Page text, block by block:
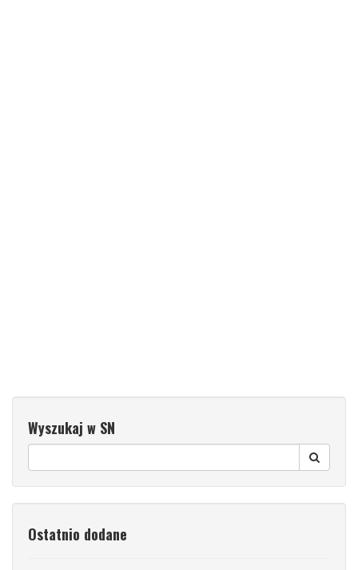
Wyszukaj w SN
Ostatnio dodane